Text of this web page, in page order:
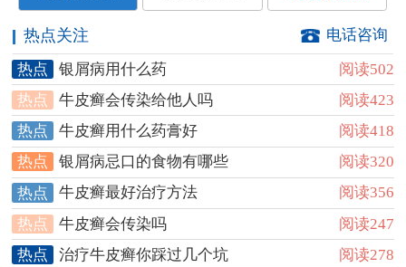
热点关注
电话咨询
热点
银屑病用什么药
阅读502
热点
牛皮癣会传染给他人吗
阅读423
热点
牛皮癣用什么药膏好
阅读418
热点
银屑病忌口的食物有哪些
阅读320
热点
牛皮癣最好治疗方法
阅读356
热点
牛皮癣会传染吗
阅读247
热点
治疗牛皮癣你踩过几个坑
阅读278